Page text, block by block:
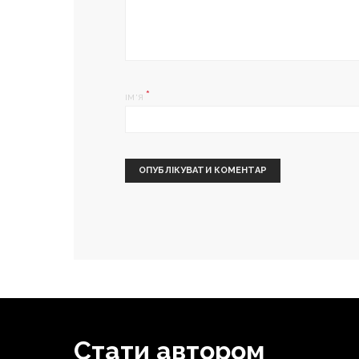
ІМ'Я *
Стати автором